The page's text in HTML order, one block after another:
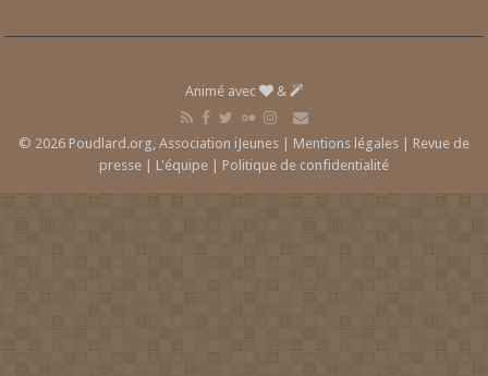
Animé avec &
© 2026 Poudlard.org, Association iJeunes | Mentions légales
Revue de
presse
L'équipe Politique de confidentialité